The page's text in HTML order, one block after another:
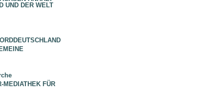
UND DER WELT
FÜR